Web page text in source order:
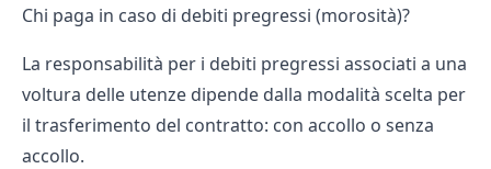
Chi paga in caso di debiti pregressi (morosità)?
​La responsabilità per i debiti pregressi associati a una
voltura delle utenze dipende dalla modalità scelta per
il trasferimento del contratto: con accollo o senza
accollo.